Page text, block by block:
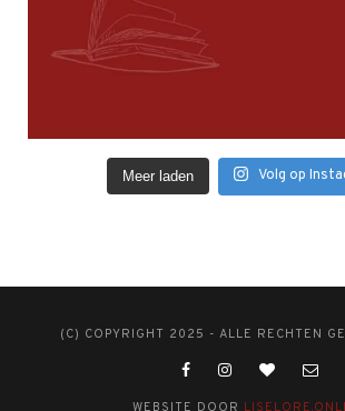
Meer laden Volg op
(C) COPYRIGHT 2025 - ALLE RECHTEN
WEBSITE DOOR